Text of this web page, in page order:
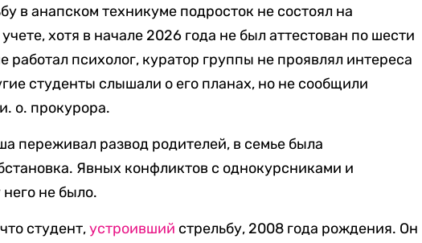
в анапском техникуме подросток не состоял на
хотя в начале 2026 года не был аттестован по шести
работал психолог, куратор группы не проявлял интереса
студенты слышали о его планах, но не сообщили
о. прокурора.
переживал развод родителей, в семье была
Явных конфликтов с однокурсниками и
не было.
студент,устроивший стрельбу, 2008 года рождения. Он